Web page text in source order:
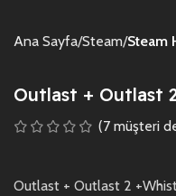
Ana Sayfa Steam Steam
Outlast + Outlast
(7 müşteri
Outlast + Outlast 2